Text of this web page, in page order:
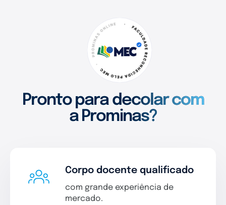
Pronto para decolar com
a Prominas?
Corpo docente qualificado
com grande experiência de
mercado.